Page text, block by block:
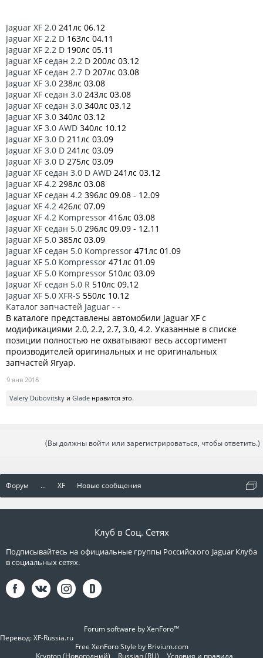
Jaguar XF 2.0 241лс 06.12
Jaguar XF 2.2 D 163лс 04.11
Jaguar XF 2.2 D 190лс 05.11
Jaguar XF седан 2.2 D 200лс 03.12
Jaguar XF седан 2.7 D 207лс 03.08
Jaguar XF 3.0 238лс 03.08
Jaguar XF седан 3.0 243лс 03.08
Jaguar XF седан 3.0 340лс 03.12
Jaguar XF 3.0 340лс 03.12
Jaguar XF 3.0 AWD 340лс 10.12
Jaguar XF 3.0 D 211лс 03.09
Jaguar XF 3.0 D 241лс 03.09
Jaguar XF 3.0 D 275лс 03.09
Jaguar XF седан 3.0 D AWD 241лс 03.12
Jaguar XF 4.2 298лс 03.08
Jaguar XF седан 4.2 396лс 09.08 - 12.09
Jaguar XF 4.2 426лс 07.09
Jaguar XF 4.2 Kompressor 416лс 03.08
Jaguar XF седан 5.0 296лс 09.09 - 12.11
Jaguar XF 5.0 385лс 03.09
Jaguar XF седан 5.0 Kompressor 471лс 01.09
Jaguar XF 5.0 Kompressor 471лс 01.09
Jaguar XF 5.0 Kompressor 510лс 03.09
Jaguar XF седан 5.0 R 510лс 09.12
Jaguar XF 5.0 XFR-S 550лс 10.12
Каталог запчастей Jaguar - -
В каталоге представлены автомобили Jaguar XF с
модификациями 2.0, 2.2, 2.7, 3.0, 4.2. Указанные в списке
позиции полностью не охватывают весь ассортимент
производителей оригинальных и не оригинальных
запчастей Ягуар.
9 янв 2018
Valery Dubovitsky и Glade нравится это.
(Вы должны войти или зарегистрироваться, чтобы ответить.)
Форум ... XF Новые сообщения
Клуб в Соц. Сетях
Подписывайтесь на официальные группы Российского Jaguar Клуба
в социальных сетях.
Forum software by XenForo™
Перевод:XF-Russia.ru
Free XenForo Style by Brivium.com